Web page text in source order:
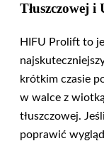
Tłuszczowej i
HIFU Prolift to
krótkim czasie
w walce z
tłuszczowej.
poprawić